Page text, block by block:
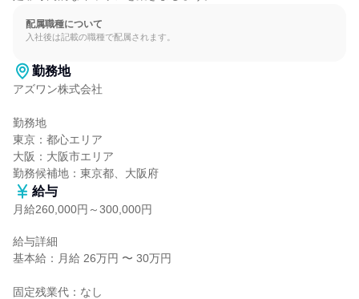
配属職種について
入社後は記載の職種で配属されます。
勤務地
アズワン株式会社
勤務地
東京：都心エリア
大阪：大阪市エリア
勤務候補地：東京都、大阪府
給与
月給260,000円～300,000円
給与詳細
基本給：月給 26万円 〜 30万円
固定残業代：なし